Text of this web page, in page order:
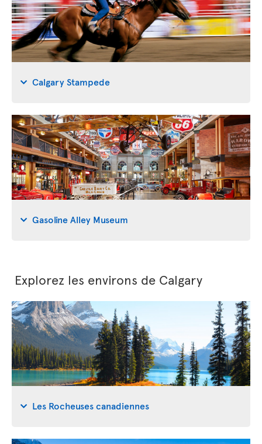
Calgary Stampede
Gasoline Alley Museum
Explorez les environs de Calgary
Les Rocheuses canadiennes